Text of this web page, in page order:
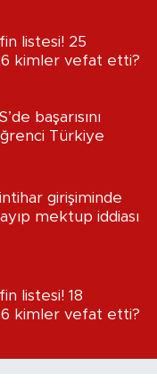
listesi! 25
kimler vefat etti?
başarısını
Türkiye
girişiminde
mektup iddiası
listesi! 18
kimler vefat etti?